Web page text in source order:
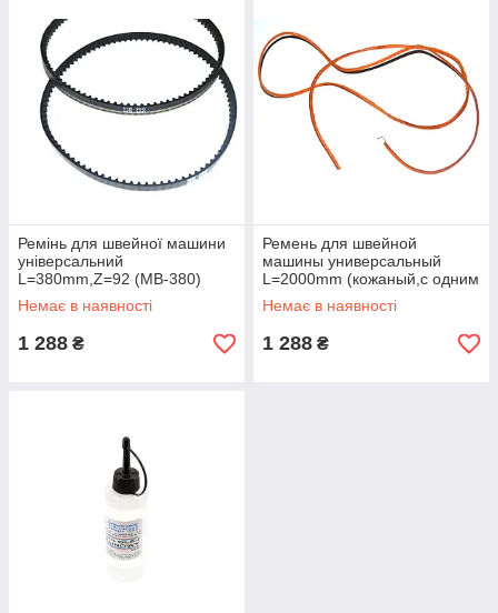
Ремінь для швейної машини
універсальний
L=380mm,Z=92 (MB-380)
Немає в наявності
1 288 ₴
Ремень для швейной
машины универсальный
L=2000mm (кожаный,с одним
зацепом)
Немає в наявності
1 288 ₴